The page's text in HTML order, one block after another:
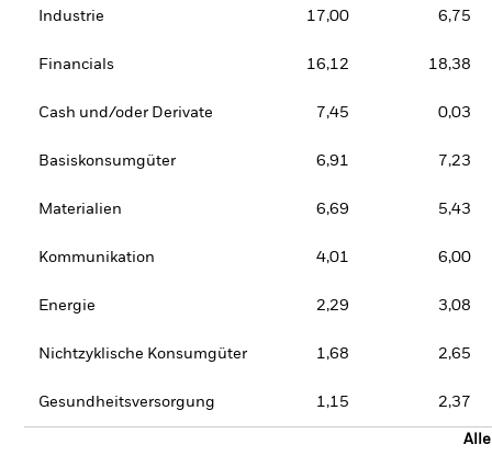
Industrie 17,00 6,75
Financials 16,12 18,38
Cash und/oder Derivate 7,45 0,03
Basiskonsumgüter 6,91 7,23
Materialien 6,69 5,43
Kommunikation 4,01 6,00
Energie 2,29 3,08
Nichtzyklische Konsumgüter 1,68 2,65
Gesundheitsversorgung 1,15 2,37